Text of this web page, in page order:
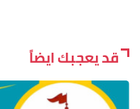
قد يعجبك ايضاً